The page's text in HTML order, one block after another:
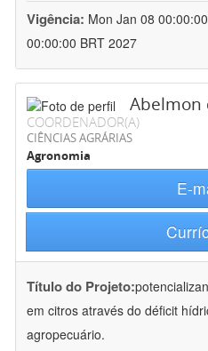
Vigência: Mon Jan 08
00:00:00 BRT 2027
Abelmon
COORDENADOR(A)
CIÊNCIAS AGRÁRIAS
Agronomia
E-
Título do Projeto:
em citros através do déficit
agropecuário.